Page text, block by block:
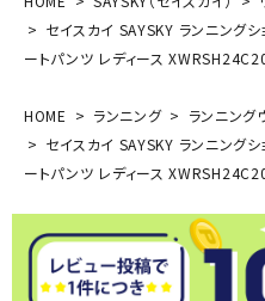
セイスカイ SAYSKY ランニング
ートパンツ レディース
HOME ランニング ランニング
セイスカイ SAYSKY ランニング
ートパンツ レディース